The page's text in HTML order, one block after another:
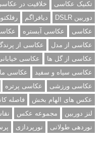
تکنیک عکاسی
خلاقیت در
دوربین DSLR
دیافراگم رفلکتور
عکاسی
عکاسی آبستره
عکاسی از مدل
عکاسی از
عکاسی از گل ها
عکاسی
عکاسی سیاه و سفید
عکاسی
عکاسی ورزشی
عکاسی پرتره
عکس های الهام بخش
فاصله
لنز دوربین
مجموعه عکس
نوردهی طولانی
نورپردازی